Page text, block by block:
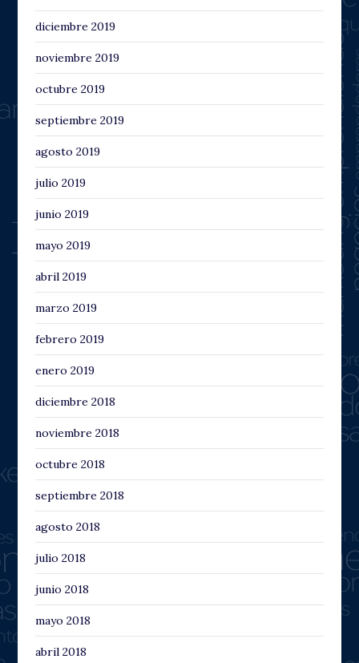
diciembre 2019
noviembre 2019
octubre 2019
septiembre 2019
agosto 2019
julio 2019
junio 2019
mayo 2019
abril 2019
marzo 2019
febrero 2019
enero 2019
diciembre 2018
noviembre 2018
octubre 2018
septiembre 2018
agosto 2018
julio 2018
junio 2018
mayo 2018
abril 2018